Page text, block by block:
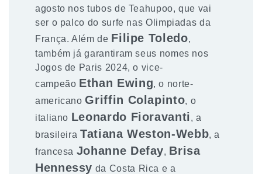
agosto nos tubos de Teahupoo, que vai
ser o palco do surfe nas Olimpiadas da
França. Além de Filipe Toledo,
também já garantiram seus nomes nos
Jogos de Paris 2024, o vice-
campeão Ethan Ewing, o norte-
americanoGriffin Colapinto, o
italiano Leonardo Fioravanti, a
brasileiraTatiana Weston-Webb, a
francesa Johanne Defay, Brisa
Hennessy da Costa Rica e a